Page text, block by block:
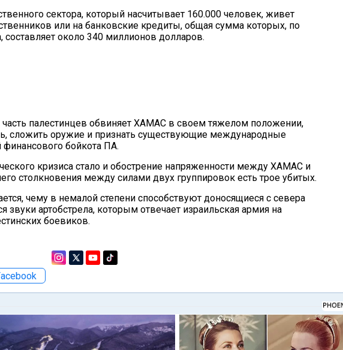
сектора, который насчитывает 160.000 человек, живет
или на банковские кредиты, общая сумма которых, по
около 340 миллионов долларов.
часть палестинцев обвиняет ХАМАС в своем тяжелом положении,
сложить оружие и признать существующие международные
бойкота ПА.
кризиса стало и обострение напряженности между ХАМАС и
столкновения между силами двух группировок есть трое убитых.
чему в немалой степени способствуют доносящиеся с севера
артобстрела, которым отвечает израильская армия на
боевиков.